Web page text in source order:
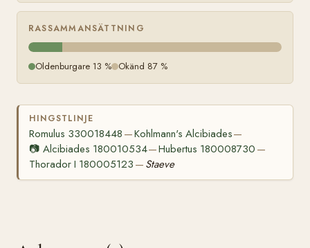
RASSAMMANSÄTTNING
Oldenburgare 13 % Okänd 87 %
HINGSTLINJE
Romulus 330018448 —Kohlmann's Alcibiades—
📷 Alcibiades 180010534—Hubertus 180008730 —
Thorador I 180005123 — Staeve